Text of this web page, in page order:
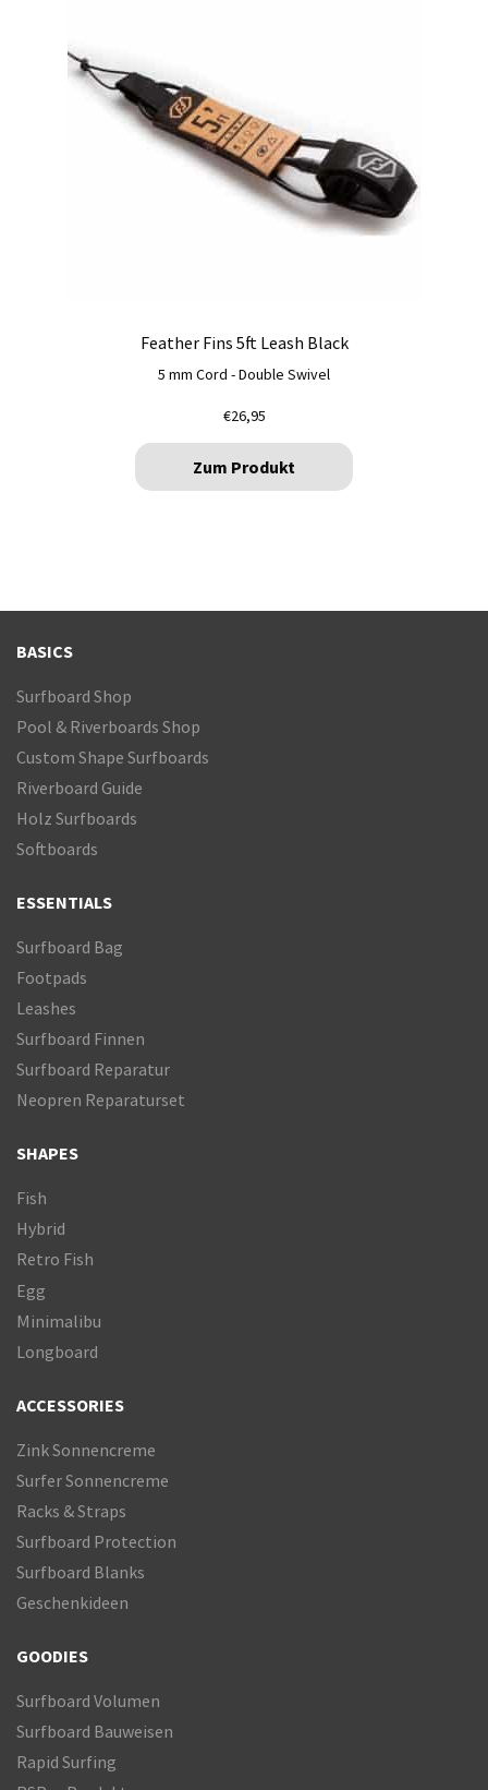
Feather Fins 5ft Leash Black
5 mm Cord - Double Swivel
€26,95
Zum Produkt
BASICS
Surfboard Shop
Pool & Riverboards Shop
Custom Shape Surfboards
Riverboard Guide
Holz Surfboards
Softboards
ESSENTIALS
Surfboard Bag
Footpads
Leashes
Surfboard Finnen
Surfboard Reparatur
Neopren Reparaturset
SHAPES
Fish
Hybrid
Retro Fish
Egg
Minimalibu
Longboard
ACCESSORIES
Zink Sonnencreme
Surfer Sonnencreme
Racks & Straps
Surfboard Protection
Surfboard Blanks
Geschenkideen
GOODIES
Surfboard Volumen
Surfboard Bauweisen
Rapid Surfing